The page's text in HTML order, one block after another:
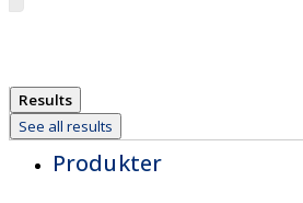
Results
See all results
Produkter